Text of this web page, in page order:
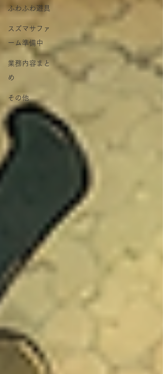
ふわふわ遊具
スズマサファ
ーム準備中
業務内容まと
め
その他